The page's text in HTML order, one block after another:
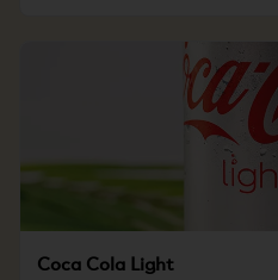
Coca Cola Light